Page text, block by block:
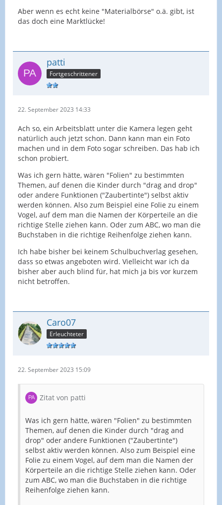
Aber wenn es echt keine "Materialbörse" o.ä. gibt, ist
das doch eine Marktlücke!
patti
Fortgeschrittener
22. September 2023 14:33
Ach so, ein Arbeitsblatt unter die Kamera legen geht
natürlich auch jetzt schon. Dann kann man ein Foto
machen und in dem Foto sogar schreiben. Das hab ich
schon probiert.
Was ich gern hätte, wären "Folien" zu bestimmten
Themen, auf denen die Kinder durch "drag and drop"
oder andere Funktionen ("Zaubertinte") selbst aktiv
werden können. Also zum Beispiel eine Folie zu einem
Vogel, auf dem man die Namen der Körperteile an die
richtige Stelle ziehen kann. Oder zum ABC, wo man die
Buchstaben in die richtige Reihenfolge ziehen kann.
Ich habe bisher bei keinem Schulbuchverlag gesehen,
dass so etwas angeboten wird. Vielleicht war ich da
bisher aber auch blind für, hat mich ja bis vor kurzem
nicht betroffen.
Caro07
Erleuchteter
22. September 2023 15:09
Zitat von patti
Was ich gern hätte, wären "Folien" zu bestimmten
Themen, auf denen die Kinder durch "drag and
drop" oder andere Funktionen ("Zaubertinte")
selbst aktiv werden können. Also zum Beispiel eine
Folie zu einem Vogel, auf dem man die Namen der
Körperteile an die richtige Stelle ziehen kann. Oder
zum ABC, wo man die Buchstaben in die richtige
Reihenfolge ziehen kann.